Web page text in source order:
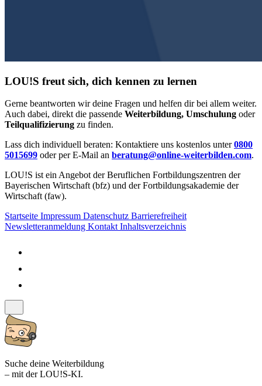
LOU!S freut sich, dich kennen zu lernen
Gerne beantworten wir deine Fragen und helfen dir bei allem weiter.
Auch dabei, direkt die passende Weiterbildung, Umschulung oder
Teilqualifizierung zu finden.
Lass dich individuell beraten: Kontaktiere uns kostenlos unter0800
5015699 oder per E-Mail an beratung@online-weiterbilden.com.
LOU!S ist ein Angebot der Beruflichen Fortbildungszentren der
Bayerischen Wirtschaft (bfz) und der Fortbildungsakademie der
Wirtschaft (faw).
Startseite Impressum Datenschutz Barrierefreiheit
Newsletteranmeldung KontaktInhaltsverzeichnis
Suche deine Weiterbildung
– mit der LOU!S-KI.